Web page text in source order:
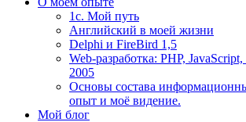
1с. Мой путь
Английский в моей жизни
Delphi и FireBird 1,5
Web-разработка: PHP,
2005
Основы состава
опыт и моё видение.
Мой блог